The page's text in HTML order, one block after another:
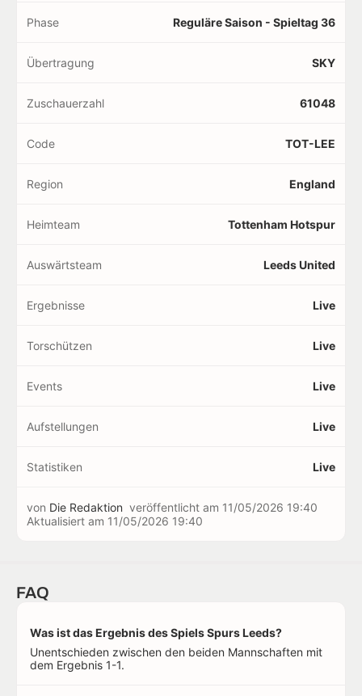
Phase Reguläre Saison - Spieltag 36
Übertragung SKY
Zuschauerzahl 61048
Code TOT-LEE
Region England
Heimteam Tottenham Hotspur
Auswärtsteam Leeds United
Ergebnisse Live
Torschützen Live
Events Live
Aufstellungen Live
Statistiken Live
von Die Redaktion veröffentlicht am 11/05/2026 19:40
Aktualisiert am 11/05/2026 19:40
FAQ
Was ist das Ergebnis des Spiels Spurs Leeds?
Unentschieden zwischen den beiden Mannschaften mit
dem Ergebnis 1-1.